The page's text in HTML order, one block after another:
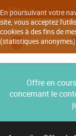
En poursuivant votre
site, vous acceptez
cookies à des fins de
(statistiques
Aller à
Offre en
concernant le